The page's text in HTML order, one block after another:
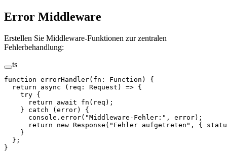
Error Middleware
Erstellen Sie Middleware-Funktionen zur zentralen
Fehlerbehandlung:
ts
function errorHandler( fn : Function ) {
  return
async ( req : Request ) => {
    try
{
      return
await fn (req);
    }
catch (error) {
      console.
error( "Middleware-Fehler:" , error);
      return
new Response ( "Fehler aufgetreten" , {
    }
  };
}